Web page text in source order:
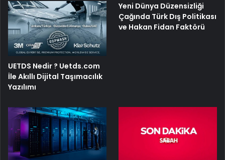
UETDS Nedir ? Uetds.com
İle Akıllı Dijital Taşımacılık
Yazılımı
Yeni Dünya Düzensizliği
Çağında Türk Dış Politikası
ve Hakan Fidan Faktörü